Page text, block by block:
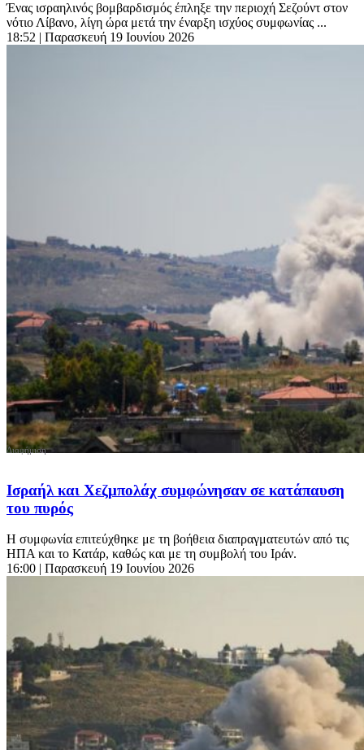
Ένας ισραηλινός βομβαρδισμός έπληξε την περιοχή Σεζούντ στον
νότιο Λίβανο, λίγη ώρα μετά την έναρξη ισχύος συμφωνίας ...
18:52 | Παρασκευή 19 Ιουνίου 2026
Ισραήλ και Χεζμπολάχ συμφώνησαν σε κατάπαυση
του πυρός
Η συμφωνία επιτεύχθηκε με τη βοήθεια διαπραγματευτών από τις
ΗΠΑ και το Κατάρ, καθώς και με τη συμβολή του Ιράν.
16:00 | Παρασκευή 19 Ιουνίου 2026